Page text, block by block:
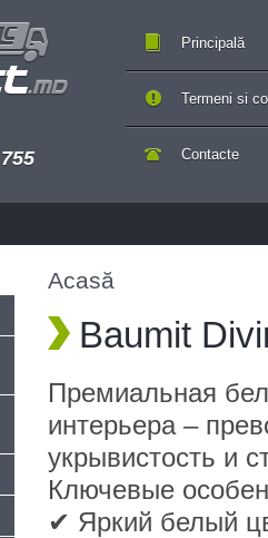
Principală
Contacte
Termeni si
Acasă
Baumit
Премиальная
интерьера –
укрывистость и
Ключевые
✔ Яркий белый